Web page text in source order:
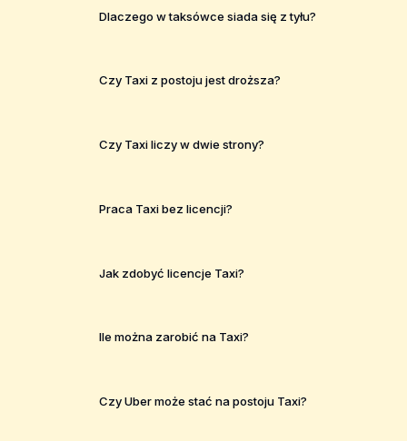
Dlaczego w taksówce siada się z tyłu?
Czy Taxi z postoju jest droższa?
Czy Taxi liczy w dwie strony?
Praca Taxi bez licencji?
Jak zdobyć licencje Taxi?
Ile można zarobić na Taxi?
Czy Uber może stać na postoju Taxi?